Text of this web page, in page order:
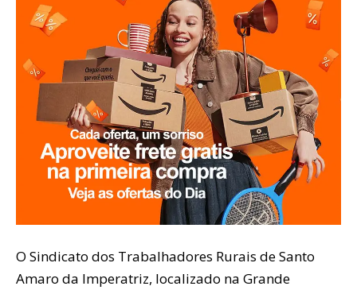
O Sindicato dos Trabalhadores Rurais de Santo
Amaro da Imperatriz, localizado na Grande